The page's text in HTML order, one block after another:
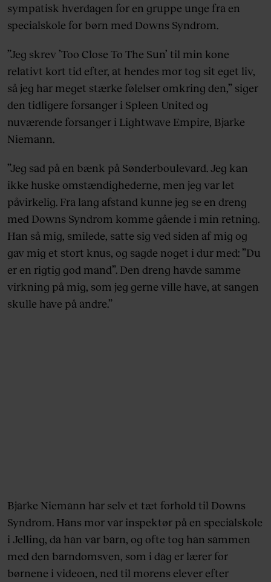
sympatisk hverdagen for en gruppe unge fra en
specialskole for børn med Downs Syndrom.
”Jeg skrev ’Too Close To The Sun’ til min kone
relativt kort tid efter, at hendes mor tog sit eget liv,
så jeg har meget stærke følelser omkring den,” siger
den tidligere forsanger i Spleen United og
nuværende forsanger i Lightwave Empire, Bjarke
Niemann.
”Jeg sad på en bænk på Sønderboulevard. Jeg kan
ikke huske omstændighederne, men jeg var let
påvirkelig. Fra lang afstand kunne jeg se en dreng
med Downs Syndrom komme gående i min retning.
Han så mig, smilede, satte sig ved siden af mig og
gav mig et stort knus, og sagde noget i dur med: ”Du
er en rigtig god mand”. Den dreng havde samme
virkning på mig, som jeg gerne ville have, at sangen
skulle have på andre.”
Bjarke Niemann har selv et tæt forhold til Downs
Syndrom. Hans mor var inspektør på en specialskole
i Jelling, da han var barn, og ofte tog han sammen
med den barndomsven, som i dag er lærer for
børnene i videoen, ned til morens elever efter